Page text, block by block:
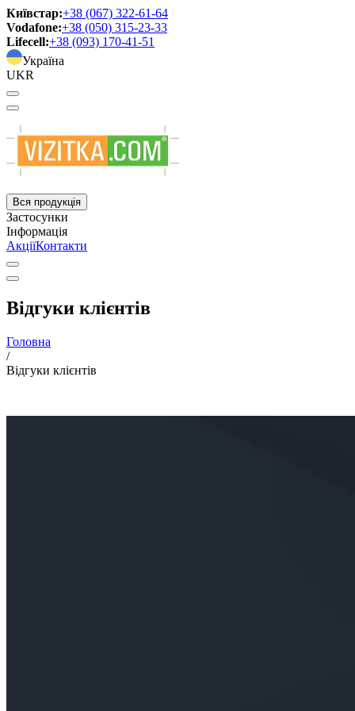
Київстар:+38 (067) 322-61-64
Vodafone:+38 (050) 315-23-33
Lifecell:+38 (093) 170-41-51
Україна
UKR
Вся продукція
Застосунки
Інформація
АкціїКонтакти
Відгуки клієнтів
Головна
/
Відгуки клієнтів